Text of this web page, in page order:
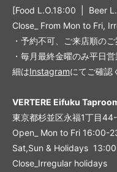
[Food L.O.18:00 | Beer
Close_ From Mon to Fri,
・予約不可、ご来店順のご
・毎月最終金曜のみ平日
細はInstagramにてご確認
VERTERE Eifuku
東京都杉並区永福1丁目
Open_ Mon to Fri 16:00-
Sat,Sun & Holidays
Close_Irregular holidays